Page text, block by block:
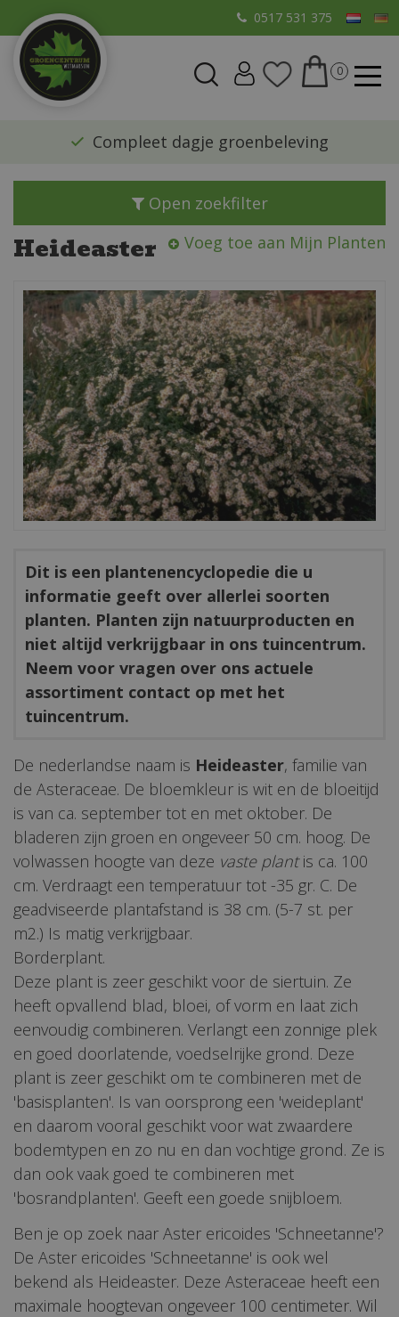
a
0517 531 375
​Compleet dagje groenbeleving
Open zoekfilter
Heideaster Voeg toe aan Mijn Planten
Dit is een plantenencyclopedie die u
informatie geeft over allerlei soorten
planten. Planten zijn natuurproducten en
niet altijd verkrijgbaar in ons tuincentrum.
Neem voor vragen over ons actuele
assortiment contact op met het
tuincentrum.
De nederlandse naam is Heideaster, familie van
de Asteraceae. De bloemkleur is wit en de bloeitijd
is van ca. september tot en met oktober. De
bladeren zijn groen en ongeveer 50 cm. hoog. De
volwassen hoogte van deze vaste plantis ca. 100
cm. Verdraagt een temperatuur tot -35 gr. C. De
geadviseerde plantafstand is 38 cm. (5-7 st. per
m2.) Is matig verkrijgbaar.
Borderplant.
Deze plant is zeer geschikt voor de siertuin. Ze
heeft opvallend blad, bloei, of vorm en laat zich
eenvoudig combineren. Verlangt een zonnige plek
en goed doorlatende, voedselrijke grond. Deze
plant is zeer geschikt om te combineren met de
'basisplanten'. Is van oorsprong een 'weideplant'
en daarom vooral geschikt voor wat zwaardere
bodemtypen en zo nu en dan vochtige grond. Ze is
dan ook vaak goed te combineren met
'bosrandplanten'. Geeft een goede snijbloem.
Ben je op zoek naar Aster ericoides 'Schneetanne'?
De Aster ericoides 'Schneetanne' is ook wel
bekend als Heideaster. Deze Asteraceae heeft een
maximale hoogtevan ongeveer 100 centimeter. Wil